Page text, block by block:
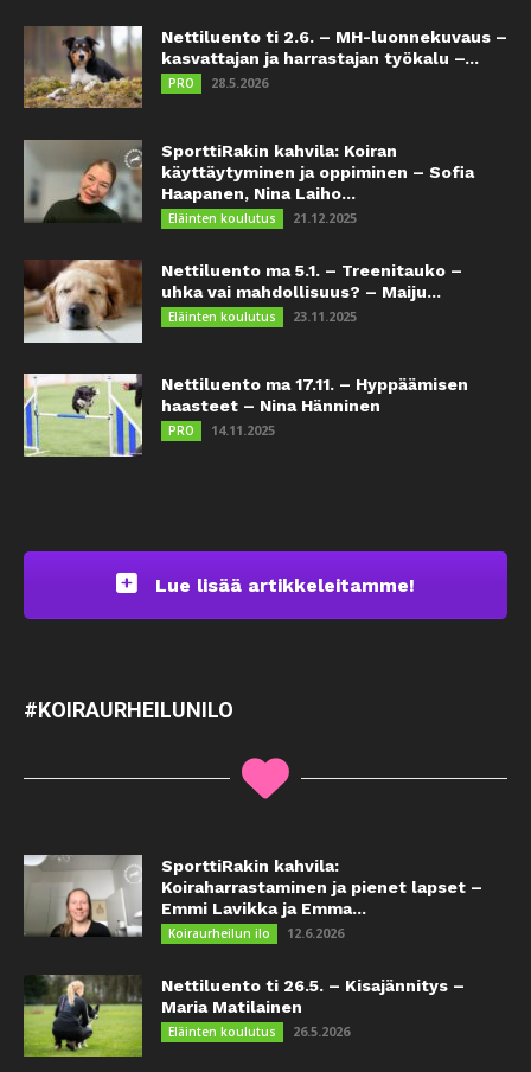
Nettiluento ti 2.6. – MH-luonnekuvaus –
kasvattajan ja harrastajan työkalu –...
PRO 28.5.2026
SporttiRakin kahvila: Koiran
käyttäytyminen ja oppiminen – Sofia
Haapanen, Nina Laiho...
Eläinten koulutus 21.12.2025
Nettiluento ma 5.1. – Treenitauko –
uhka vai mahdollisuus? – Maiju...
Eläinten koulutus 23.11.2025
Nettiluento ma 17.11. – Hyppäämisen
haasteet – Nina Hänninen
PRO 14.11.2025
Lue lisää artikkeleitamme!
#KOIRAURHEILUNILO
SporttiRakin kahvila:
Koiraharrastaminen ja pienet lapset –
Emmi Lavikka ja Emma...
Koiraurheilun ilo 12.6.2026
Nettiluento ti 26.5. – Kisajännitys –
Maria Matilainen
Eläinten koulutus 26.5.2026